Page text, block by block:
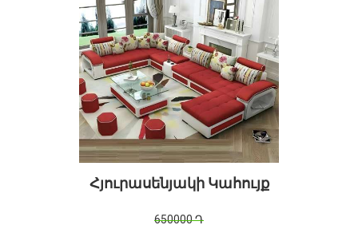
Հյուրասենյակի Կահույք
650000 Դ